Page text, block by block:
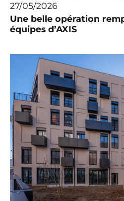
27/05/2026
Une belle opération
équipes d’AXIS